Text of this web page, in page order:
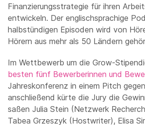
Finanzierungsstrategie für ihren
entwickeln. Der englischsprachige
halbstündigen Episoden wird von
Hörern aus mehr als 50 Ländern
Im Wettbewerb um die Grow-
besten fünf Bewerberinnen und
Jahreskonferenz in einem Pitch
anschließend kürte die Jury die
saßen Julia Stein (Netzwerk
Tabea Grzeszyk (Hostwriter), Elisa